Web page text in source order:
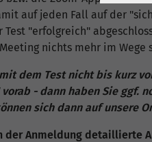
auf jeden Fall auf der
Test "erfolgreich"
nichts mehr im Wege
dem Test nicht bis kurz
- dann haben Sie ggf.
sich dann auf unsere
der Anmeldung detaillierte